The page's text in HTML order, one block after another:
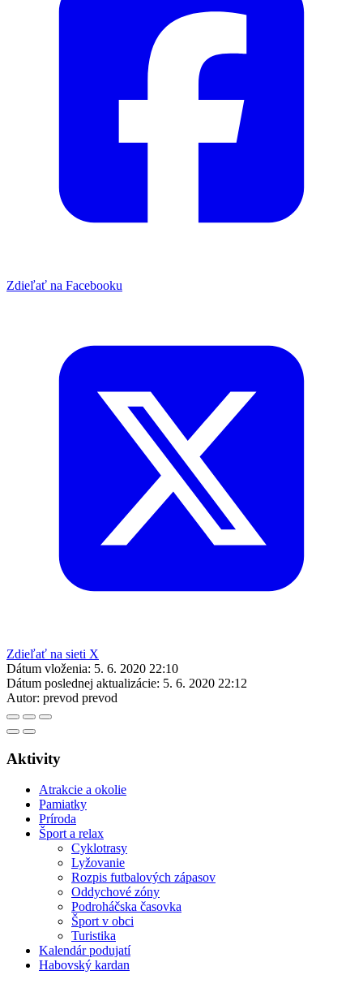
Zdieľať na Facebooku
Zdieľať na sieti X
Dátum vloženia: 5. 6. 2020 22:10
Dátum poslednej aktualizácie: 5. 6. 2020 22:12
Autor: prevod prevod
Aktivity
Atrakcie a okolie
Pamiatky
Príroda
Šport a relax
Cyklotrasy
Lyžovanie
Rozpis futbalových zápasov
Oddychové zóny
Podroháčska časovka
Šport v obci
Turistika
Kalendár podujatí
Habovský kardan